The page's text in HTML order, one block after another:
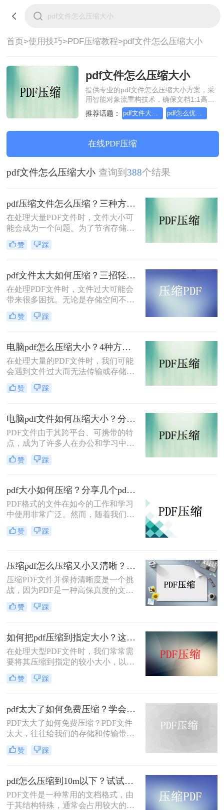
首页>使用技巧>PDF压缩教程>pdf文件怎么压缩大小
pdf文件怎么压缩大小
提供专业的pdf文件怎么压缩大小方案，采
用智能对象流重构技术，确保文档1:1高保
真还原且排版不乱码。支持一键批量处
理，全链路 SSL 加密保障隐私安全。助您
装，高效办公。
推荐话题： pdf文件大小压缩，几招轻松搞定 pdf怎么优化和压缩大小
在线PDF压缩
pdf文件怎么压缩大小 查询到 388个结果
pdf压缩文件怎么压缩？三种方法助你轻松实现文件大小优化！
​在处理大量PDF文件时，文件大小可
能会成为一个问题。为了节省存储空
间并提高传输效率，对PDF文件进行
压缩是一个很好的选择。本文将介绍
PDF文件，帮助您轻松实现文件大小
的优化。
赞 踩
pdf文件太大如何压缩？三招轻松压缩，让存储和传输更高效！
在处理PDF文件时，文件过大可能会
带来很多困扰。无论是存储空间不
足，还是传输速度过慢，都会给我们
的工作和生活带来不便。那么，pdf文
方法，帮助您轻松压缩PDF文件，优
化文件大小，提高存储和传输效率。
赞 踩
电脑pdf怎么压缩大小？4种方法教你轻松搞定！
在处理大量的PDF文件时，我们可能
会遇到文件过大而无法传输或存储的
问题。这时，我们可以使用一些技巧
和方法来压缩PDF文件的大小，使其
电脑pdf怎么压缩大小的方法。
赞 踩
电脑pdf文件如何压缩大小？分享2个好用的方法！
PDF文件由于其跨平台、可携带的特
点，成为了许多人在办公和学习中常
用的文件格式。然而，有时候我们会
遇到PDF文件过大，导致传输或存储
压缩大小呢？本文将介绍几种常见的
电脑PDF文件压缩大小的方法。
赞 踩
pdf大小如何压缩？分享几个pdf压缩技巧！
PDF格式的文件在如今的工作和学习
中使用非常广泛。然而，随着我们使
用PDF文件的频率增加，文件的大小
也越来越大，给我们的存储和传输带
帮助您轻松解决文件存储问题。
赞 踩
压缩pdf怎么压缩又小又清晰？分享2个好用的方法！
压缩PDF文件并保持清晰度是一个挑
战，因为PDF是一种高保真度的文档
格式，通常会占用较大的存储空间。
但是，有一些方法可以帮助您将PDF
晰度和质量。下面一起看看压缩pdf怎
么压缩又小又清晰方法吧。
赞 踩
如何把pdf压缩到指定大小？这3招教你搞定！
在处理大型PDF文件时，我们常常需
要将其压缩到指定的较小大小，以便
于传输或存储。然而，压缩PDF文件
并不像压缩其他类型的文件那样简
包含了文本、图像和元数据等多种信
息，因此，在压缩PDF文件时，我们
需要考虑如何把pdf压缩到指定大小。
下面将介绍几种简单而有效的PDF压
缩方法。
赞 踩
pdf太大了如何免费压缩？学会这三个方法就够了！
PDF太大了如何免费压缩？PDF文件
太大，往往给我们的存储和传输带来
诸多不便。为了解决这个问题，我们
可以使用一些免费的方法来压缩PDF
用的方法。
赞 踩
pdf怎么压缩到10m以下？试试这三种方法！
​PDF文件是一种常用的文档格式，由
于其结构特殊，通常会占用较大的存